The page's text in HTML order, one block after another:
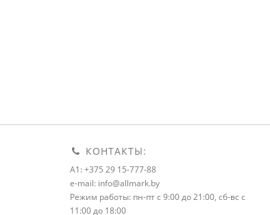
КОНТАКТЫ:
A1: +375 29 15-777-88
e-mail: info@allmark.by
Режим работы: пн-пт с 9:00 до 21:00, сб-вс с
11:00 до 18:00